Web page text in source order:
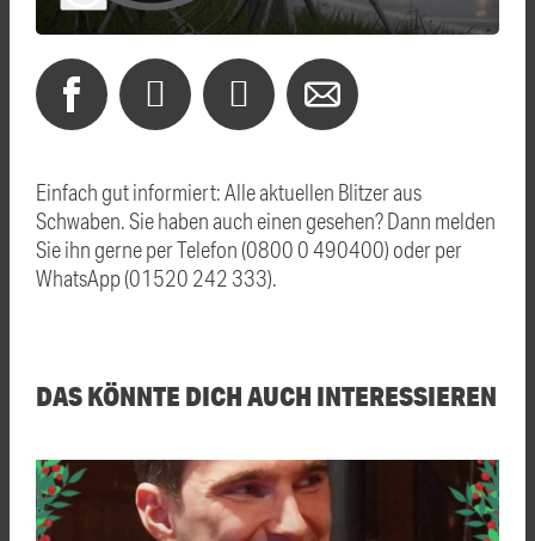
Einfach gut informiert: Alle aktuellen Blitzer aus
Schwaben. Sie haben auch einen gesehen? Dann melden
Sie ihn gerne per Telefon (0800 0 490400) oder per
WhatsApp (01520 242 333).
DAS KÖNNTE DICH AUCH INTERESSIEREN